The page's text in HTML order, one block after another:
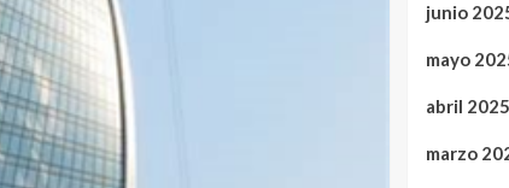
junio
mayo
abril 2025
marzo